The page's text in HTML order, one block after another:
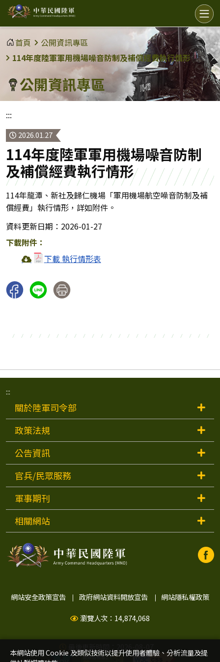
中
華
民
國
陸
軍
選
單
首頁
公開資訊專區
114年度陸軍軍用機場噪音防制及補償經費執行情形
公開資訊專區
:::
2026.01.27
114年度陸軍軍用機場噪音防制
及補償經費執行情形
114年龍潭、新社及歸仁機場「軍用機場航空噪音防制及補
償經費」執行情形，詳如附件。
資料更新日期：2026-01-27
下載附件：
下載 執行情形表
:::
關於陸軍司令部
政策法規
公告資訊
官兵/民眾服務
軍事期刊
相關網站
中
民
中
華
陸
軍
網站安全政策宣告 政府網站資料開放宣告 網站隱私權政策
瀏覽人次：14,874,068
本網站使用 Cookie 及類似技術以提升使用者體驗、分析流量及提